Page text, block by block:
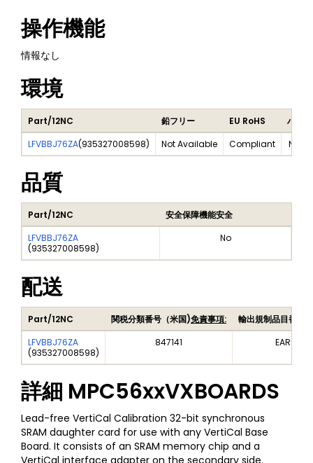
操作機能
情報なし
環境
Part/12NC 鉛フリー EU RoHS
ハロ
LFVBBJ76ZA(935327008598) Not Available Compliant Not
品質
Part/12NC
安全保障機能安全
LFVBBJ76ZA
(935327008598)
No
配送
Part/12NC 関税分類番号（米国)免責事項:
輸出規制品目番号
LFVBBJ76ZA
(935327008598)
847141 EAR99
詳細 MPC56xxVXBOARDS
Lead-free VertiCal Calibration 32-bit synchronous
SRAM daughter card for use with any VertiCal Base
Board. It consists of an SRAM memory chip and a